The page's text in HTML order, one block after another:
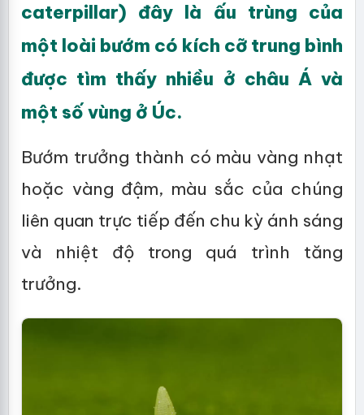
caterpillar) đây là ấu trùng của
một loài bướm có kích cỡ trung bình
được tìm thấy nhiều ở châu Á và
một số vùng ở Úc.
Bướm trưởng thành có màu vàng nhạt
hoặc vàng đậm, màu sắc của chúng
liên quan trực tiếp đến chu kỳ ánh sáng
và nhiệt độ trong quá trình tăng
trưởng.